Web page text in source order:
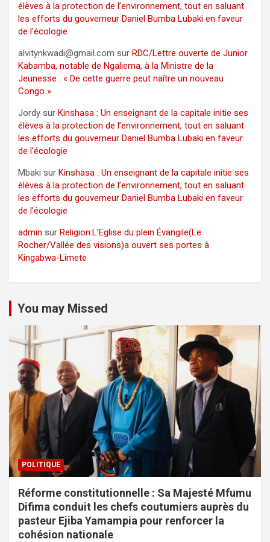
élèves à la protection de l’environnement, tout en saluant
les efforts du gouverneur Daniel Bumba Lubaki en faveur
de l’écologie
alvitynkwadi@gmail.com sur RDC/Lettre ouverte de Junior
Kabamba, notable de Ngaliema, à la Ministre de la
Jeunesse : « De cette guerre peut naître un nouveau
Congo »
Jordy sur Kinshasa : Un enseignant de la capitale initie ses
élèves à la protection de l’environnement, tout en saluant
les efforts du gouverneur Daniel Bumba Lubaki en faveur
de l’écologie
Mbaki sur Kinshasa : Un enseignant de la capitale initie ses
élèves à la protection de l’environnement, tout en saluant
les efforts du gouverneur Daniel Bumba Lubaki en faveur
de l’écologie
admin sur Religion:L’Eglise du plein Évangile(Le
Rocher/Vallée des visions)a ouvert ses portes à
Kingabwa-Limete
You may Missed
POLITIQUE
Réforme constitutionnelle : Sa Majesté Mfumu
Difima conduit les chefs coutumiers auprès du
pasteur Ejiba Yamampia pour renforcer la
cohésion nationale